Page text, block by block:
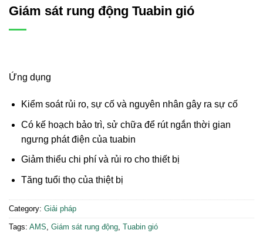
Giám sát rung động Tuabin gió
Ứng dụng
Kiểm soát rủi ro, sự cố và nguyên nhân gây ra sự cố
Có kế hoạch bảo trì, sử chữa để rút ngắn thời gian
ngưng phát điện của tuabin
Giảm thiểu chi phí và rủi ro cho thiết bị
Tăng tuổi thọ của thiệt bị
Category: Giải pháp
Tags: AMS Giám sát rung động Tuabin gió